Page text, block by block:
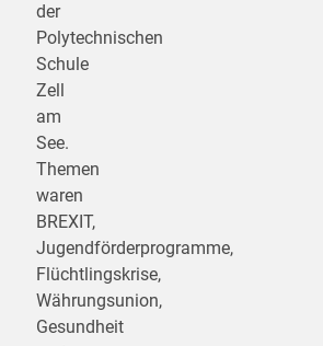
der
Polytechnischen
Schule
Zell
am
See.
Themen
waren
BREXIT,
Jugendförderprogramme,
Flüchtlingskrise,
Währungsunion,
Gesundheit